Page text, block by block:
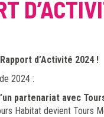
d’Activité 2024 !
2024 :
partenariat avec
Habitat devient Tours